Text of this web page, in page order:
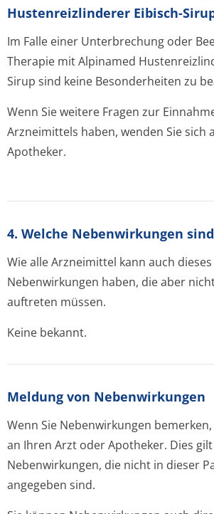
Hustenreizlinderer Eibisch-
Im Falle einer Unterbrechung oder
Therapie mit Alpinamed
Sirup sind keine Besonderheiten zu
Wenn Sie weitere Fragen zur
Arzneimittels haben, wenden Sie sich
Apotheker.
4. Welche Nebenwirkungen
Wie alle Arzneimittel kann auch
Nebenwirkungen haben, die aber
auftreten müssen.
Keine bekannt.
Meldung von Nebenwirkungen
Wenn Sie Nebenwirkungen
an Ihren Arzt oder Apotheker. Dies
Nebenwirkungen, die nicht in dieser
angegeben sind.